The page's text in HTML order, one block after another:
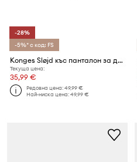
-28%
-5%* с код: FS
Konges Sløjd къс панталон за деца от памук MAGOT SHORTS GOTS
Текуща цена:
35,99 €
Редовна цена:49,99 €
Най-ниска цена:49,99 €